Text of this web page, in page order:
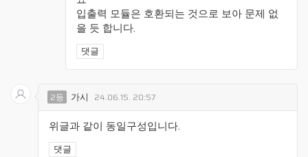
입출력 모듈은 호환되는 것으로 보아 문제 없
을 듯 합니다.
댓글
2등 가시 24.06.15. 20:57
위글과 같이 동일구성입니다.
댓글